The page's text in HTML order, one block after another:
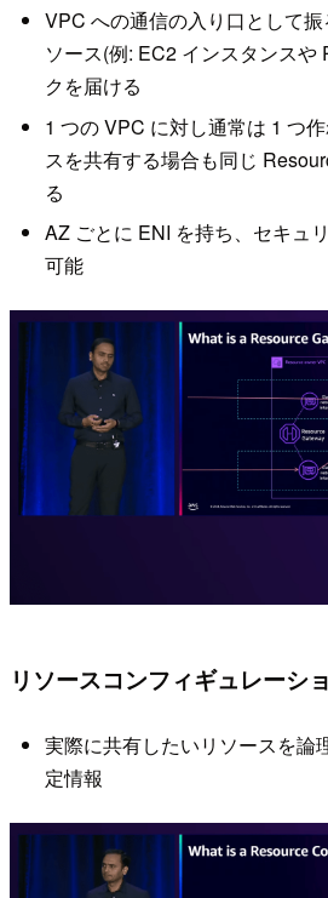
VPC への通信の入り口として
ソース(例: EC2 インスタンスや
クを届ける
1 つの VPC に対し通常は 1 つ
スを共有する場合も同じ
る
AZ ごとに ENI を持ち、セキュ
可能
リソースコンフィギュレーシ
実際に共有したいリソースを論
定情報